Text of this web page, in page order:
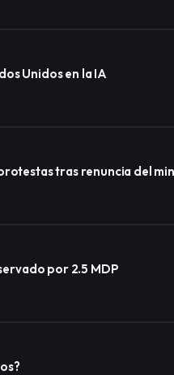
Unidos en la IA
tras renuncia del
por 2.5 MDP